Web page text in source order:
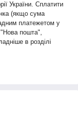
України. Сплатити
(якщо сума
платежетом у
"Нова пошта",
в розділі